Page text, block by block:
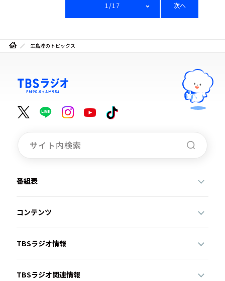
1/17 次へ
生島淳のトピックス
番組表
コンテンツ
TBSラジオ情報
TBSラジオ関連情報